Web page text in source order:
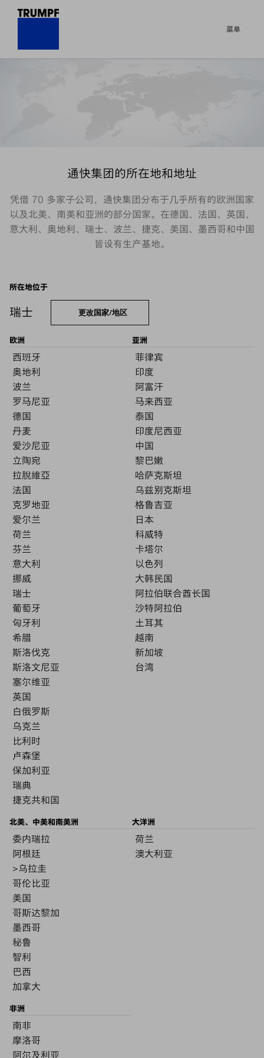
菜单
通快集团的所在地和地址
凭借 70 多家子公司，通快集团分布于几乎所有的欧洲国家
以及北美、南美和亚洲的部分国家。在德国、法国、英国、
意大利、奥地利、瑞士、波兰、捷克、美国、墨西哥和中国
皆设有生产基地。
所在地位于
瑞士 更改国家/地区
欧洲
西班牙
奥地利
波兰
罗马尼亚
德国
丹麦
爱沙尼亚
立陶宛
拉脫維亞
法国
克罗地亚
爱尔兰
荷兰
芬兰
意大利
挪威
瑞士
葡萄牙
匈牙利
希腊
斯洛伐克
斯洛文尼亚
塞尔维亚
英国
白俄罗斯
乌克兰
比利时
卢森堡
保加利亚
瑞典
捷克共和国
亚洲
菲律宾
印度
阿富汗
马来西亚
泰国
印度尼西亚
中国
黎巴嫩
哈萨克斯坦
乌兹别克斯坦
格鲁吉亚
日本
科威特
卡塔尔
以色列
大韩民国
阿拉伯联合酋长国
沙特阿拉伯
土耳其
越南
新加坡
台湾
北美、中美和南美洲
委内瑞拉
阿根廷
>乌拉圭
哥伦比亚
美国
哥斯达黎加
墨西哥
秘鲁
智利
巴西
加拿大
大洋洲
荷兰
澳大利亚
非洲
南非
摩洛哥
阿尔及利亚